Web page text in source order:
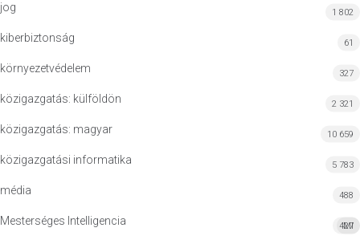
jog 1 802
kiberbiztonság 61
környezetvédelem 327
közigazgatás: külföldön 2 321
közigazgatás: magyar 10 659
közigazgatási informatika 5 783
média 488
Mesterséges Intelligencia MI
427